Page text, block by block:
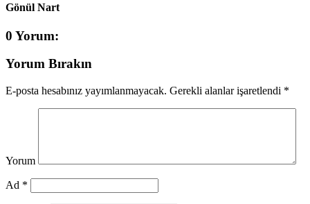
Gönül Nart
0 Yorum:
Yorum Bırakın
E-posta hesabınız yayımlanmayacak. Gerekli alanlar işaretlendi *
Yorum
Ad *